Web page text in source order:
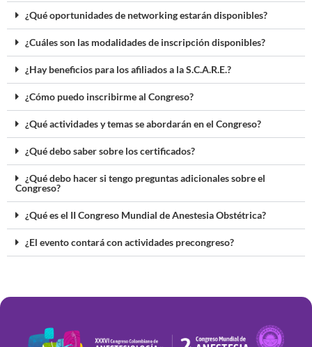
¿Qué oportunidades de networking estarán disponibles?
¿Cuáles son las modalidades de inscripción disponibles?
¿Hay beneficios para los afiliados a la S.C.A.R.E.?
¿Cómo puedo inscribirme al Congreso?
¿Qué actividades y temas se abordarán en el Congreso?
¿Qué debo saber sobre los certificados?
¿Qué debo hacer si tengo preguntas adicionales sobre el
Congreso?
¿Qué es el II Congreso Mundial de Anestesia Obstétrica?
¿El evento contará con actividades precongreso?